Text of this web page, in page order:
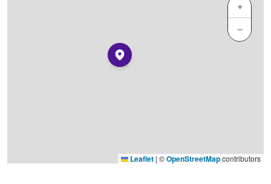
+
−
Leaflet | ©OpenStreetMapcontributors